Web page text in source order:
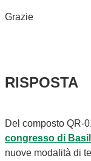
Grazie
RISPOSTA
Del composto QR-
congresso di
nuove modalità di